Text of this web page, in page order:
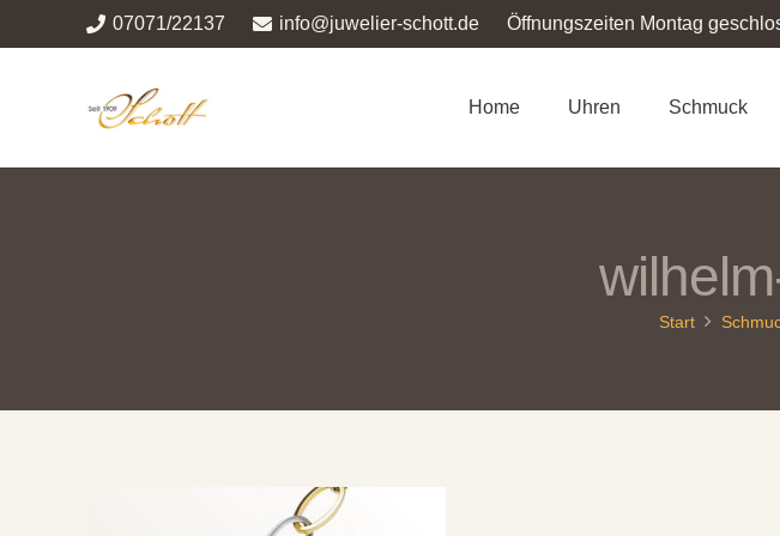
07071/22137 info@juwelier-schott.de Öffnungszeiten Montag
Home Uhren Schmuck
Start